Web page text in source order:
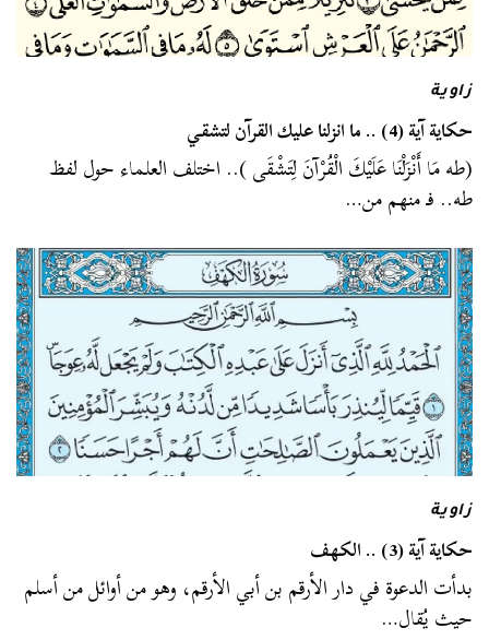
زاوية
حكاية آية (4) .. ما انزلنا عليك القرآن لتشقي
(طه مَا أَنْزَلْنَا عَلَيْكَ الْقُرْآنَ لِتَشْقَى ).. اختلف العلماء حول لفظ
طه.. فـ منهم من…
زاوية
حكاية آية (3) .. الكهف
بدأت الدعوة في دار الأرقم بن أبي الأرقم، وهو من أوائل من أسلم
حيث يُقال…